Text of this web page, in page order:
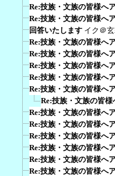
Re:技族・文族の皆様へ
Re:技族・文族の皆様へ
回答いたします イク＠
Re:技族・文族の皆様へ
Re:技族・文族の皆様へ
Re:技族・文族の皆様へ
Re:技族・文族の皆様へ
Re:技族・文族の皆様へ
Re:技族・文族の皆
Re:技族・文族の皆様へ
Re:技族・文族の皆様へ
Re:技族・文族の皆様へ
Re:技族・文族の皆様へ
Re:技族・文族の皆様へ
Re:技族・文族の皆様へ